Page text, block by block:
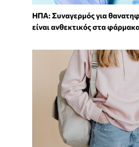
ΗΠΑ: Συναγερμός για
είναι ανθεκτικός στα